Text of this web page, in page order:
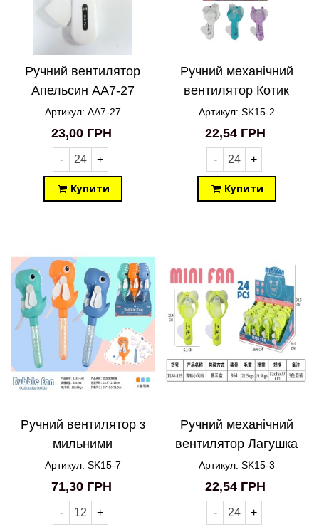
Ручний вентилятор
Апельсин AA7-27
Артикул: AA7-27
23,00 ГРН
- +
Купити
Ручний механічний
вентилятор Котик
SK15-2
Артикул: SK15-2
22,54 ГРН
- +
Купити
Ручний вентилятор з
мильними
бульбашками
Динозавр SK15-7
Артикул: SK15-7
71,30 ГРН
- +
Ручний механічний
вентилятор Лагушка
SK15-3
Артикул: SK15-3
22,54 ГРН
- +